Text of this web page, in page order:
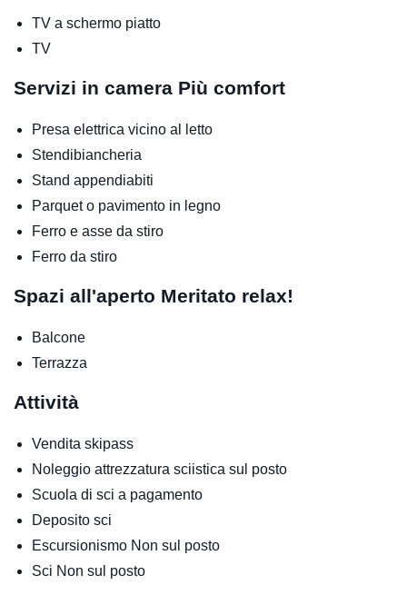
TV a schermo piatto
TV
Servizi in camera Più comfort
Presa elettrica vicino al letto
Stendibiancheria
Stand appendiabiti
Parquet o pavimento in legno
Ferro e asse da stiro
Ferro da stiro
Spazi all'aperto Meritato relax!
Balcone
Terrazza
Attività
Vendita skipass
Noleggio attrezzatura sciistica sul posto
Scuola di sci a pagamento
Deposito sci
Escursionismo Non sul posto
Sci Non sul posto